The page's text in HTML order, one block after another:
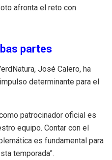
afronta el reto con
partes
José Calero, ha
determinante para el
patrocinador oficial es
equipo. Contar con el
es fundamental para
temporada”.